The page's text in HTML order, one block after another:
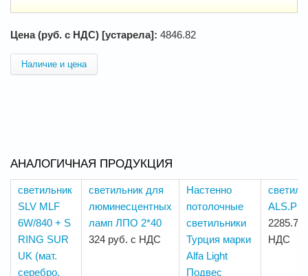
Цена (руб. с НДС) [устарела]: 4846.82
Наличие и цена
АНАЛОГИЧНАЯ ПРОДУКЦИЯ
светильник
SLV MLF
6W/840 + S
RING SUR
UK (мат.
серебро,
светильник для
люминесцентных
ламп ЛПО 2*40
324 руб. с НДС
Настенно
потолочные
светильники
Турция марки
Alfa Light
Подвес
2285.78
НДС